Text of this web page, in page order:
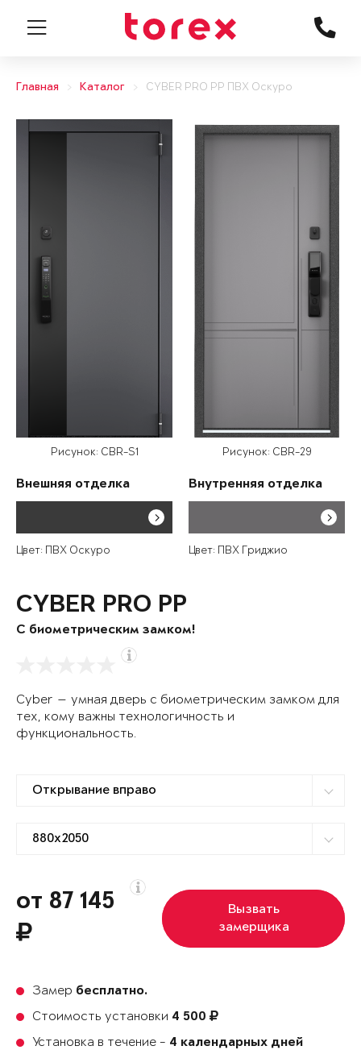
Главная Каталог CYBER PRO PP ПВХ Оскуро
Рисунок: CBR-S1
Внешняя отделка
Цвет: ПВХ Оскуро
Рисунок: CBR-29
Внутренняя отделка
Цвет: ПВХ Гриджио
CYBER PRO PP
С биометрическим замком!
Cyber — умная дверь с биометрическим замком для
тех, кому важны технологичность и
функциональность.
от 87 145
Вызвать
замерщика
Замер бесплатно.
Стоимость установки 4 500
Установка в течение - 4 календарных дней